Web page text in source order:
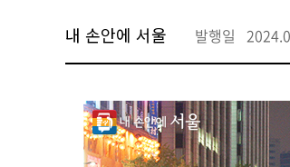
내 손안에 서울 발행일